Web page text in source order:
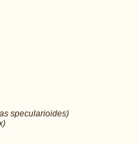
specularioides)